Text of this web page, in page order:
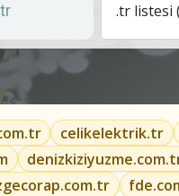
celikelektrik.tr